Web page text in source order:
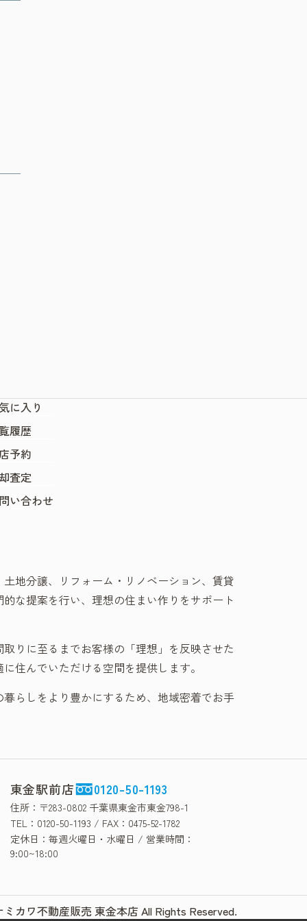
に入り
履歴
予約
査定
い合わせ
地分譲、リフォーム・リノベーション、賃貸
な提案を行い、理想の住まい作りをサポート
りに至るまでお客様の「理想」を反映させた
住んでいただける空間を提供します。
らしをより豊かにするため、地域密着でお手
東金駅前店 0120-50-1193
住所：〒283-0802 千葉県東金市東金798-1
TEL：0120-50-1193 / FAX：0475-52-1782
定休日：毎週火曜日・水曜日 / 営業時間：
9:00~18:00
カワ不動産販売 東金本店 All Rights Reserved.